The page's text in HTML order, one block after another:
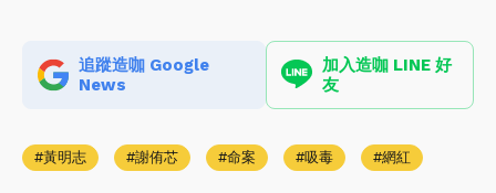
追蹤造咖 Google
News
加入造咖 LINE 好
友
黃明志 謝侑芯 命案 吸毒 網紅